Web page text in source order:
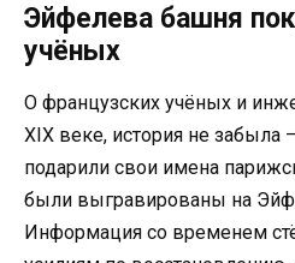
Эйфелева башня
учёных
О французских учёных и
XIX веке, история не забыла
подарили свои имена
были выгравированы на
Информация со временем